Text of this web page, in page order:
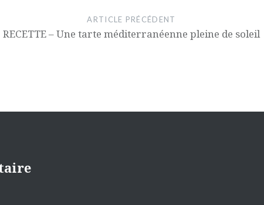
ARTICLE PRÉCÉDENT
RECETTE – Une tarte méditerranéenne pleine de soleil